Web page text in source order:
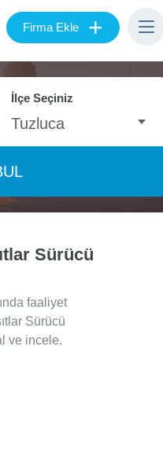
Firma Ekle +
İlçe Seçiniz
Tuzluca
Sürücü
faaliyet
Sürücü
ve incele.